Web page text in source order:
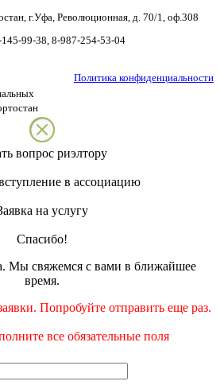
г.Уфа Революционная, д. 70/1, оф.308
99-38 8-987-254-53-04
Политика конфиденциальности
вопрос риэлтору
в ассоциацию
на услугу
Спасибо!
Мы свяжемся с вами в ближайшее
время.
Попробуйте отправить еще раз.
все обязательные поля